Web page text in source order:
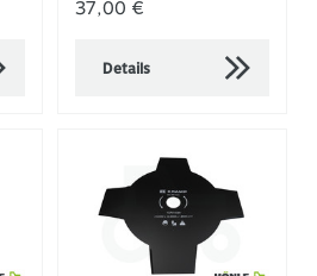
37,00 €
Details